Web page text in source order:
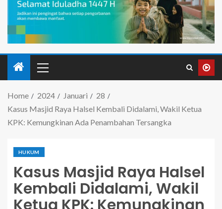
Home 2024 Januari
28
Kasus Masjid Raya Halsel Kembali Didalami, Wakil Ketua
KPK: Kemungkinan Ada Penambahan Tersangka
HUKUM
Kasus Masjid Raya Halsel
Kembali Didalami, Wakil